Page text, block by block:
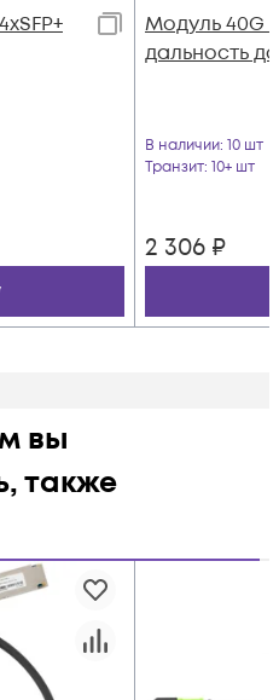
Модуль 40G
дальность
В наличии: 10 шт
Транзит: 10+ шт
2 306 ₽
вы
также